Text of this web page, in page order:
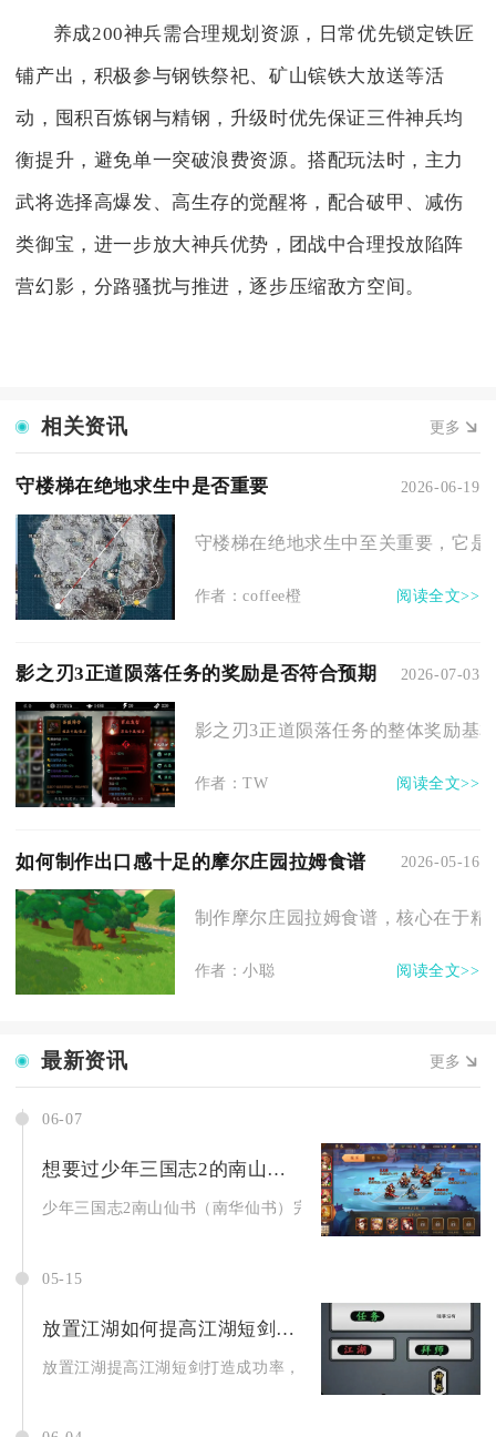
养成200神兵需合理规划资源，日常优先锁定铁匠
铺产出，积极参与钢铁祭祀、矿山镔铁大放送等活
动，囤积百炼钢与精钢，升级时优先保证三件神兵均
衡提升，避免单一突破浪费资源。搭配玩法时，主力
武将选择高爆发、高生存的觉醒将，配合破甲、减伤
类御宝，进一步放大神兵优势，团战中合理投放陷阵
营幻影，分路骚扰与推进，逐步压缩敌方空间。
相关资讯 更多
守楼梯在绝地求生中是否重要 2026-06-19
守楼梯在绝地求生中至关重要，它
作者：coffee橙 阅读全文>>
影之刃3正道陨落任务的奖励是否符合预期 2026-07-03
影之刃3正道陨落任务的整体奖励基
作者：TW 阅读全文>>
如何制作出口感十足的摩尔庄园拉姆食谱 2026-05-16
制作摩尔庄园拉姆食谱，核心在于
作者：小聪 阅读全文>>
最新资讯 更多
06-07
想要过少年三国志2的南山仙书怎么做
少年三国志2南山仙书（南华仙书）完美通关需按固定路线集齐
05-15
放置江湖如何提高江湖短剑打造成功率
放置江湖提高江湖短剑打造成功率，核心在于拉满锻造等级、